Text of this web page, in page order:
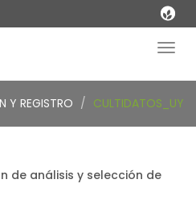
Y REGISTRO CULTIDATOS_UY
de análisis y selección de
de análisis y selección de